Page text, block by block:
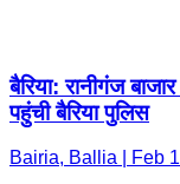
बैरिया: रानीगंज
पहुंची बैरिया पुलिस
Bairia, Ballia | Feb